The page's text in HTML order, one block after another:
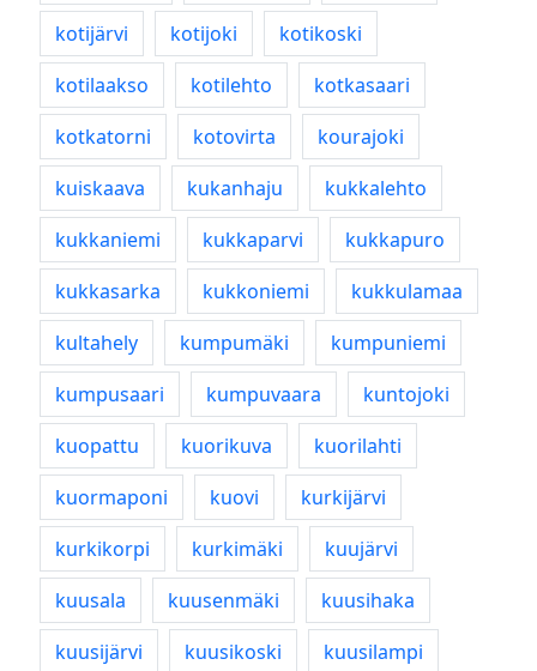
kotijärvi
kotijoki
kotikoski
kotilaakso
kotilehto
kotkasaari
kotkatorni
kotovirta
kourajoki
kuiskaava
kukanhaju
kukkalehto
kukkaniemi
kukkaparvi
kukkapuro
kukkasarka
kukkoniemi
kukkulamaa
kultahely
kumpumäki
kumpuniemi
kumpusaari
kumpuvaara
kuntojoki
kuopattu
kuorikuva
kuorilahti
kuormaponi
kuovi
kurkijärvi
kurkikorpi
kurkimäki
kuujärvi
kuusala
kuusenmäki
kuusihaka
kuusijärvi
kuusikoski kuusilampi